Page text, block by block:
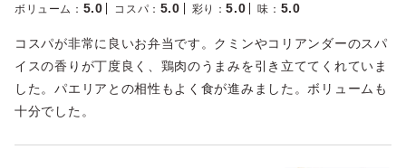
ボリューム ： 5.0 コスパ ： 5.0 彩り ：5.0 味 ： 5.0
コスパが非常に良いお弁当です。クミンやコリアンダーのスパ
イスの香りが丁度良く、鶏肉のうまみを引き立ててくれていま
した。パエリアとの相性もよく食が進みました。ボリュームも
十分でした。